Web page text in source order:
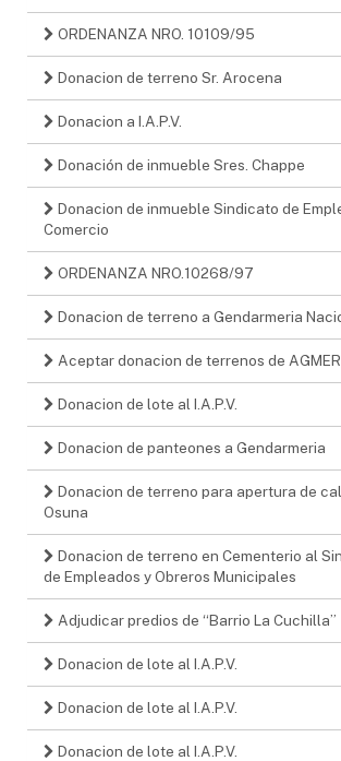
ORDENANZA NRO. 10109/95
Donacion de terreno Sr. Arocena
Donacion a I.A.P.V.
Donación de inmueble Sres. Chappe
Donacion de inmueble Sindicato de
Comercio
ORDENANZA NRO.10268/97
Donacion de terreno a Gendarmeria
Aceptar donacion de terrenos de AGMER
Donacion de lote al I.A.P.V.
Donacion de panteones a Gendarmeria
Donacion de terreno para apertura de
Osuna
Donacion de terreno en Cementerio al
de Empleados y Obreros Municipales
Adjudicar predios de “Barrio La Cuchilla”
Donacion de lote al I.A.P.V.
Donacion de lote al I.A.P.V.
Donacion de lote al I.A.P.V.